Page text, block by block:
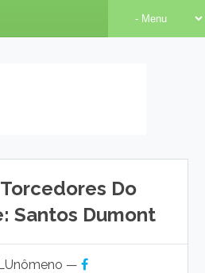
Do
Santos Dumont
—